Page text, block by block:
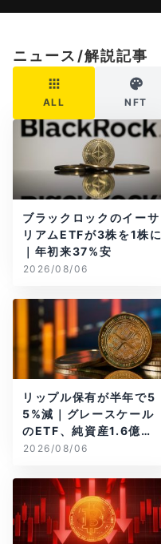
ニュース/解説記事
ALL NFT
ブラックロックのイーサ
リアムETFが3株を1株に
｜年初来37%安
2026/08/06
リップル保有が半年で5
5%減｜グレースケール
のETF、純資産1.6億ド
ル減
2026/08/06